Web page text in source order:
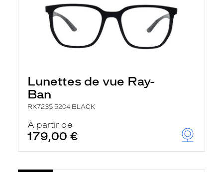
Lunettes de vue Ray-
Ban
RX7235 5204 BLACK
À partir de
179,00 €